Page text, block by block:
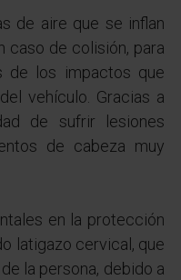
de aire que se inflan
caso de colisión, para
de los impactos que
vehículo. Gracias a
de sufrir lesiones
de cabeza muy
en la protección
latigazo cervical, que
la persona, debido a